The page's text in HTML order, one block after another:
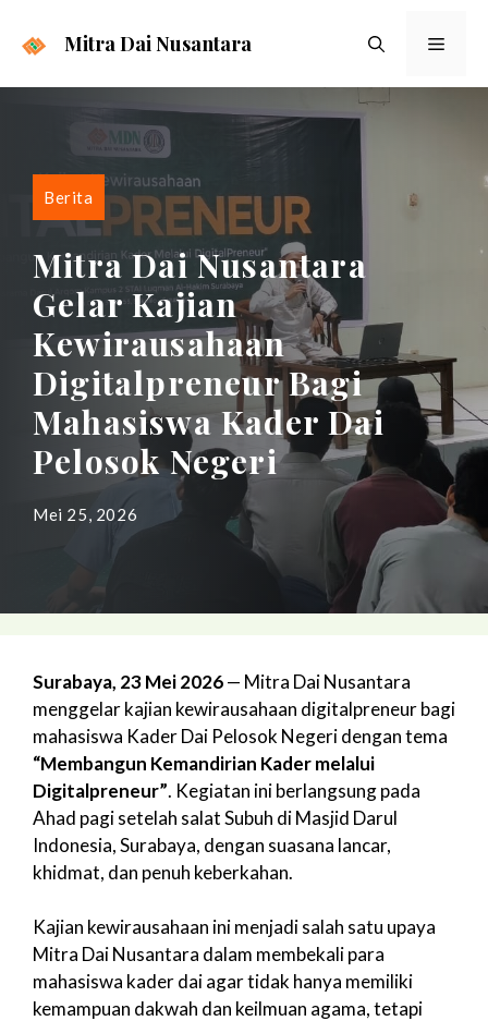
Mitra Dai Nusantara Menu
Berita
Mitra Dai Nusantara
Gelar Kajian
Kewirausahaan
Digitalpreneur Bagi
Mahasiswa Kader Dai
Pelosok Negeri
Mei 25, 2026
Surabaya, 23 Mei 2026— Mitra Dai Nusantara
menggelar kajian kewirausahaan digitalpreneur bagi
mahasiswa Kader Dai Pelosok Negeri dengan tema
“Membangun Kemandirian Kader melalui
Digitalpreneur”. Kegiatan ini berlangsung pada
Ahad pagi setelah salat Subuh di Masjid Darul
Indonesia, Surabaya, dengan suasana lancar,
khidmat, dan penuh keberkahan.
Kajian kewirausahaan ini menjadi salah satu upaya
Mitra Dai Nusantara dalam membekali para
mahasiswa kader dai agar tidak hanya memiliki
kemampuan dakwah dan keilmuan agama, tetapi